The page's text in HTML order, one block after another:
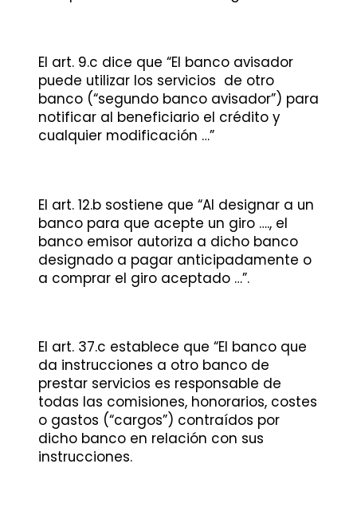
El art. 9.c dice que “El banco avisador
puede utilizar los servicios de otro
banco (“segundo banco avisador”) para
notificar al beneficiario el crédito y
cualquier modificación …”
El art. 12.b sostiene que “Al designar a un
banco para que acepte un giro …., el
banco emisor autoriza a dicho banco
designado a pagar anticipadamente o
a comprar el giro aceptado …”.
El art. 37.c establece que “El banco que
da instrucciones a otro banco de
prestar servicios es responsable de
todas las comisiones, honorarios, costes
o gastos (“cargos”) contraídos por
dicho banco en relación con sus
instrucciones.